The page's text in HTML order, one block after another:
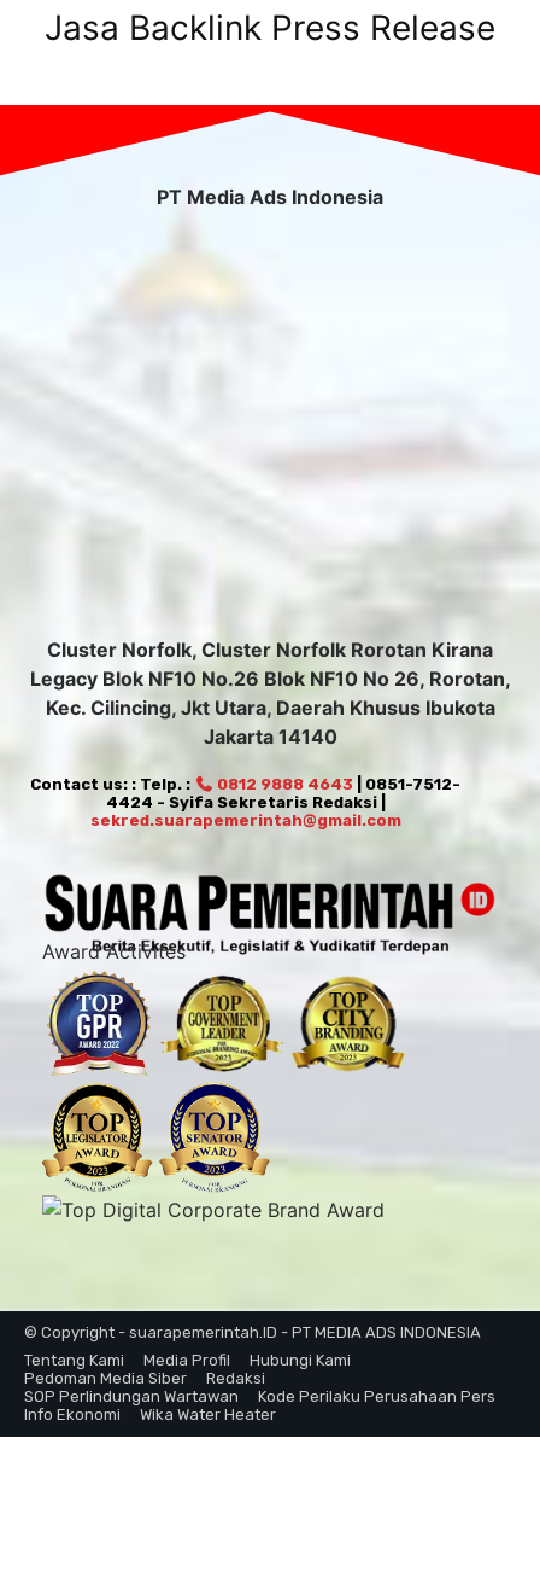
Jasa Backlink Press Release
PT Media Ads Indonesia
Cluster Norfolk, Cluster Norfolk Rorotan Kirana
Legacy Blok NF10 No.26 Blok NF10 No 26, Rorotan,
Kec. Cilincing, Jkt Utara, Daerah Khusus Ibukota
Jakarta 14140
Contact us: : Telp. : 0812 9888 4643 | 0851-7512-
4424 - Syifa Sekretaris Redaksi |
sekred.suarapemerintah@gmail.com
Award Activites
© Copyright - suarapemerintah.ID - PT MEDIA ADS INDONESIA
Tentang Kami
Media Profil
Hubungi Kami
Pedoman Media Siber
Redaksi
SOP Perlindungan Wartawan
Kode Perilaku Perusahaan Pers
Info Ekonomi
Wika Water Heater